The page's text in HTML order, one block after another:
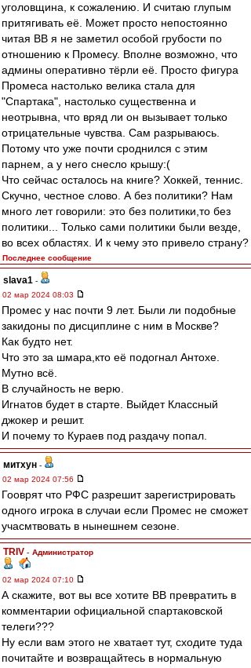
уголовщина, к сожалению. И считаю глупым
притягивать её. Может просто непостоянно
читая ВВ я не заметил особой грубости по
отношению к Промесу. Вполне возможно, что
админы оперативно тёрли её. Просто фигура
Промеса настолько велика стала для
"Спартака", настолько существенна и
неотрывна, что вряд ли он вызывает только
отрицательные чувства. Сам разрываюсь.
Потому что уже почти сроднился с этим
парнем, а у него снесло крышу:(
Что сейчас осталось на книге? Хоккей, теннис.
Скучно, честное слово. А без политики? Нам
много лет говорили: это без политики,то без
политики... Только сами политики были везде,
во всех областях. И к чему это привело страну?
Последнее сообщение
slava1 -
02 мар 2024 08:03
Промес у нас почти 9 лет. Были ли подобные
закидоны по дисциплине с ним в Москве?
Как будто нет.
Что это за шмара,кто её подогнал Антохе.
Мутно всё.
В случайность не верю.
Игнатов будет в старте. Выйдет Классный
джокер и решит.
И почему то Кураев под раздачу попал.
митхун -
02 мар 2024 07:56
Гооврят что РФС разрешит зарегистрировать
одного игрока в случаи если Промес не сможет
учасмтвовать в нынешнем сезоне.
TRIV - Администратор
02 мар 2024 07:10
А скажите, вот вы все хотите ВВ превратить в
комментарии официальной спартаковской
телеги???
Ну если вам этого не хватает тут, сходите туда
почитайте и возвращайтесь в нормальную